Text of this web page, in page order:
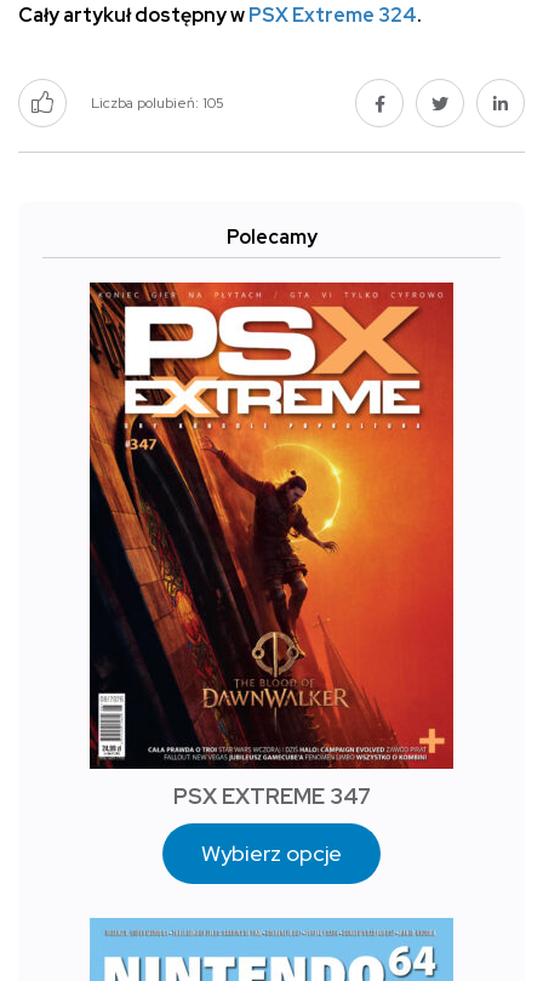
Cały artykuł dostępny wPSX Extreme 324.
Liczba polubień: 105
Polecamy
PSX EXTREME 347
Wybierz opcje